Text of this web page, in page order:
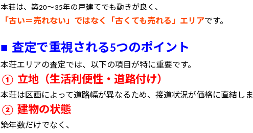
本荘は、築20〜35年の戸建てでも動きが良く、
「古い＝売れない」ではなく「古くても売れる」エリアです。
■ 査定で重視される5つのポイント
本荘エリアの査定では、以下の項目が特に重要です。
① 立地（生活利便性・道路付け）
本荘は区画によって道路幅が異なるため、接道状況が価格に直結しま
② 建物の状態
築年数だけでなく、